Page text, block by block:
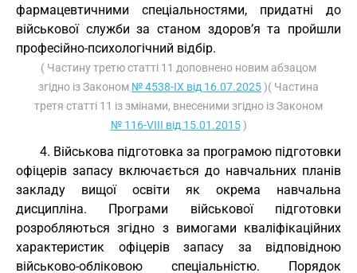
фармацевтичними спеціальностями, придатні до
військової служби за станом здоров’я та пройшли
професійно-психологічний відбір.
( Частину третю статті 11 доповнено новим абзацом
згідно із Законом № 4538-IX від 16.07.2025)( Частина
третя статті 11 із змінами, внесеними згідно із Законом
№ 116-VIII від 15.01.2015)
4. Військова підготовка за програмою підготовки
офіцерів запасу включається до навчальних планів
закладу вищої освіти як окрема навчальна
дисципліна. Програми військової підготовки
розробляються згідно з вимогами кваліфікаційних
характеристик офіцерів запасу за відповідною
військово-обліковою спеціальністю. Порядок